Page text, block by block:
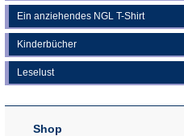
Ein anziehendes NGL T-Shirt
Kinderbücher
Leselust
Shop